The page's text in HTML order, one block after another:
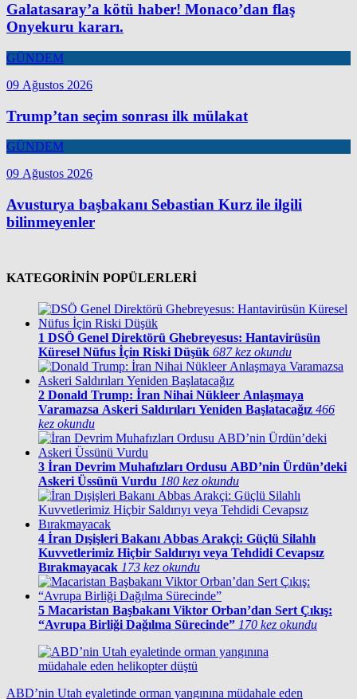
Galatasaray’a kötü haber! Monaco’dan flaş
Onyekuru kararı.
GÜNDEM
09 Ağustos 2026
Trump’tan seçim sonrası ilk mülakat
GÜNDEM
09 Ağustos 2026
Avusturya başbakanı Sebastian Kurz ile ilgili
bilinmeyenler
KATEGORİNİN POPÜLERLERİ
1 DSÖ Genel Direktörü Ghebreyesus: Hantavirüsün
Küresel Nüfus İçin Riski Düşük 687 kez okundu
2 Donald Trump: İran Nihai Nükleer Anlaşmaya
Varamazsa Askeri Saldırıları Yeniden Başlatacağız 466
kez okundu
3 İran Devrim Muhafızları Ordusu ABD’nin Ürdün’deki
Askeri Üssünü Vurdu 180 kez okundu
4 İran Dışişleri Bakanı Abbas Arakçi: Güçlü Silahlı
Kuvvetlerimiz Hiçbir Saldırıyı veya Tehdidi Cevapsız
Bırakmayacak 173 kez okundu
5 Macaristan Başbakanı Viktor Orban’dan Sert Çıkış:
“Avrupa Birliği Dağılma Sürecinde” 170 kez okundu
ABD’nin Utah eyaletinde orman yangınına müdahale eden